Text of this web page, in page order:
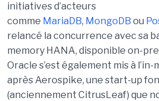
initiatives d’acteurs
comme MariaDB, MongoDB ou
relancé la concurrence avec sa
memory HANA, disponible on-
Oracle s’est également mis à
après Aerospike, une start-up
(anciennement CitrusLeaf) que